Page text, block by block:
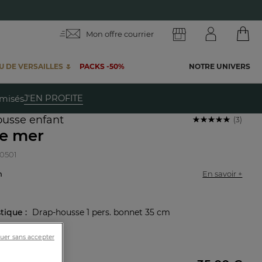
Mon offre courrier
DE VERSAILLES 🌷 PACKS -50% NOTRE UNIVERS
J'EN PROFITE
enfant
mer
(3)
En savoir +
: Drap-housse 1 pers. bonnet 35 cm
sans accepter